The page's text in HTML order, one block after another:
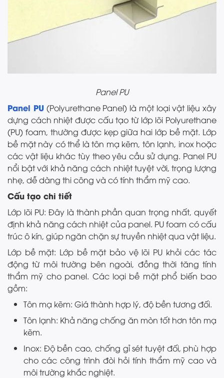
Panel PU
Panel PU(Polyurethane Panel) là một loại vật liệu xây
dựng cách nhiệt được cấu tạo từ lớp lõi Polyurethane
(PU) foam, thường được kẹp giữa hai lớp bề mặt. Lớp
bề mặt này có thể là tôn mạ kẽm, tôn lạnh, inox hoặc
các vật liệu khác tùy theo yêu cầu sử dụng. Panel PU
nổi bật với khả năng cách nhiệt tuyệt vời, trọng lượng
nhẹ, dễ dàng thi công và có tính thẩm mỹ cao.
Cấu tạo chi tiết
Lớp lõi PU: Đây là thành phần quan trọng nhất, quyết
định khả năng cách nhiệt của panel. PU foam có cấu
trúc ô kín, giúp ngăn chặn sự truyền nhiệt qua vật liệu.
Lớp bề mặt: Lớp bề mặt bảo vệ lõi PU khỏi các tác
động từ môi trường bên ngoài, đồng thời tăng tính
thẩm mỹ cho panel. Các loại bề mặt phổ biến bao
gồm:
Tôn mạ kẽm: Giá thành hợp lý, độ bền tương đối.
Tôn lạnh: Khả năng chống ăn mòn tốt hơn tôn mạ
kẽm.
Inox: Độ bền cao, chống gỉ sét tuyệt đối, phù hợp
cho các công trình đòi hỏi tính thẩm mỹ cao và
môi trường khắc nghiệt.